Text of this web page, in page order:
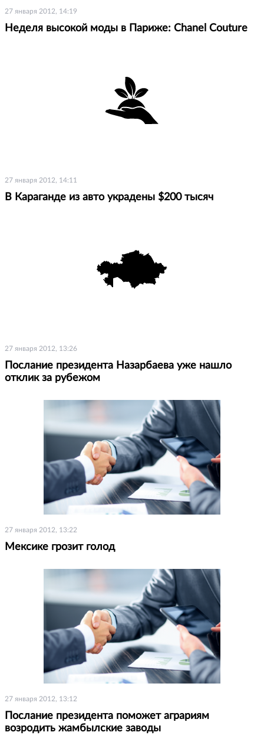
27 января 2012, 14:19
Неделя высокой моды в Париже: Chanel Couture
27 января 2012, 14:11
В Караганде из авто украдены $200 тысяч
27 января 2012, 13:26
Послание президента Назарбаева уже нашло
отклик за рубежом
27 января 2012, 13:22
Мексике грозит голод
27 января 2012, 13:12
Послание президента поможет аграриям
возродить жамбылские заводы